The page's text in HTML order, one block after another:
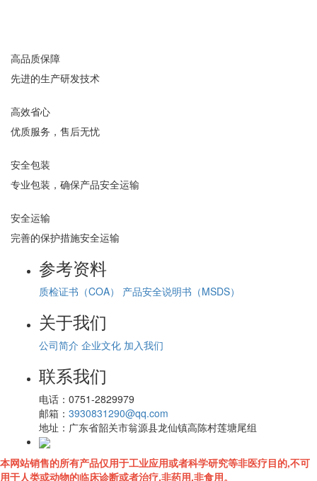
高品质保障
先进的生产研发技术
高效省心
优质服务，售后无忧
安全包装
专业包装，确保产品安全运输
安全运输
完善的保护措施安全运输
参考资料
质检证书（COA） 产品安全说明书（MSDS）
关于我们
公司简介 企业文化 加入我们
联系我们
电话： 0751-2829979
邮箱： 3930831290@qq.com
地址： 广东省韶关市翁源县龙仙镇高陈村莲塘尾组
本网站销售的所有产品仅用于工业应用或者科学研究等非医疗目的,不可
用于人类或动物的临床诊断或者治疗,非药用,非食用。